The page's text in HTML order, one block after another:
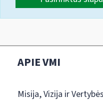
APIE VMI
Misija, Vizija ir Vertybės